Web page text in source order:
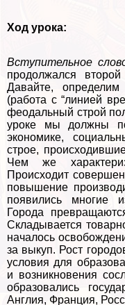
Ход урока:
Вступительное
продолжался
Давайте,
(работа с “линией
феодальный строй
уроке мы должны
экономике,
строе,
Чем же
Происходит
повышение
появились многие
Города
Складывается
началось
за выкуп. Рост
условия для
и возникновения
образовались
Англия, Франция,